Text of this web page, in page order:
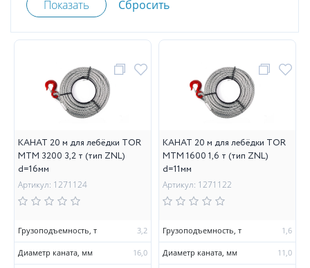
КАНАТ 20 м для лебёдки TOR
МТМ 3200 3,2 т (тип ZNL)
d=16мм
Артикул: 1271124
Грузоподъемность, т 3,2
Диаметр каната, мм 16,0
КАНАТ 20 м для лебёдки TOR
МТМ 1600 1,6 т (тип ZNL)
d=11мм
Артикул: 1271122
Грузоподъемность, т 1,6
Диаметр каната, мм 11,0